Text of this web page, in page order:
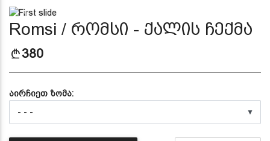
Previous
Romsi / რომსი - ქალის ჩექმა
380
აირჩიეთ ზომა:
▼